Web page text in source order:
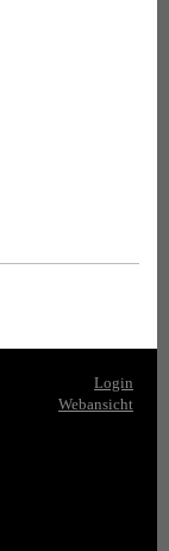
Login
Webansicht